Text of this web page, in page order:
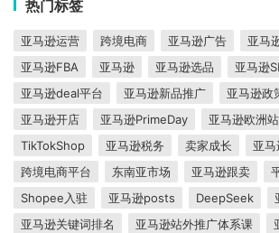
热门标签
亚马逊运营 跨境电商 亚马逊广告
亚马
亚马逊FBA
亚马逊 亚马逊选品
亚马逊
亚马逊deal平台
亚马逊新品推广 亚马逊政
亚马逊开店
亚马逊PrimeDay 亚马逊欧洲站
TikTokShop
亚马逊税务 卖家成长
亚
跨境电商平台
东南亚市场 亚马逊跟卖
Shopee入驻
亚马逊posts DeepSeek
亚马逊关键词排名
亚马逊站外推广体系课